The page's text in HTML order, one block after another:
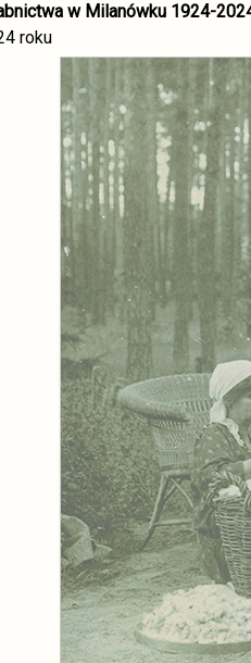
w Milanówku 1924-
roku